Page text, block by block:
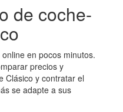
de coche-
en pocos minutos.
precios y
Clásico y contratar el
se adapte a sus